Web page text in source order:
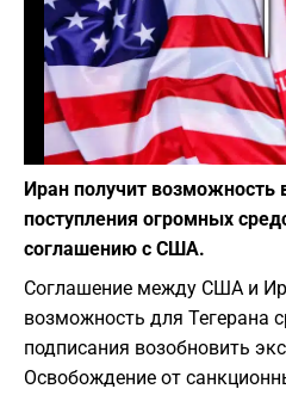
Иран получит возможность
поступления огромных
соглашению с США.
Соглашение между США и
возможность для Тегерана
подписания возобновить
Освобождение от